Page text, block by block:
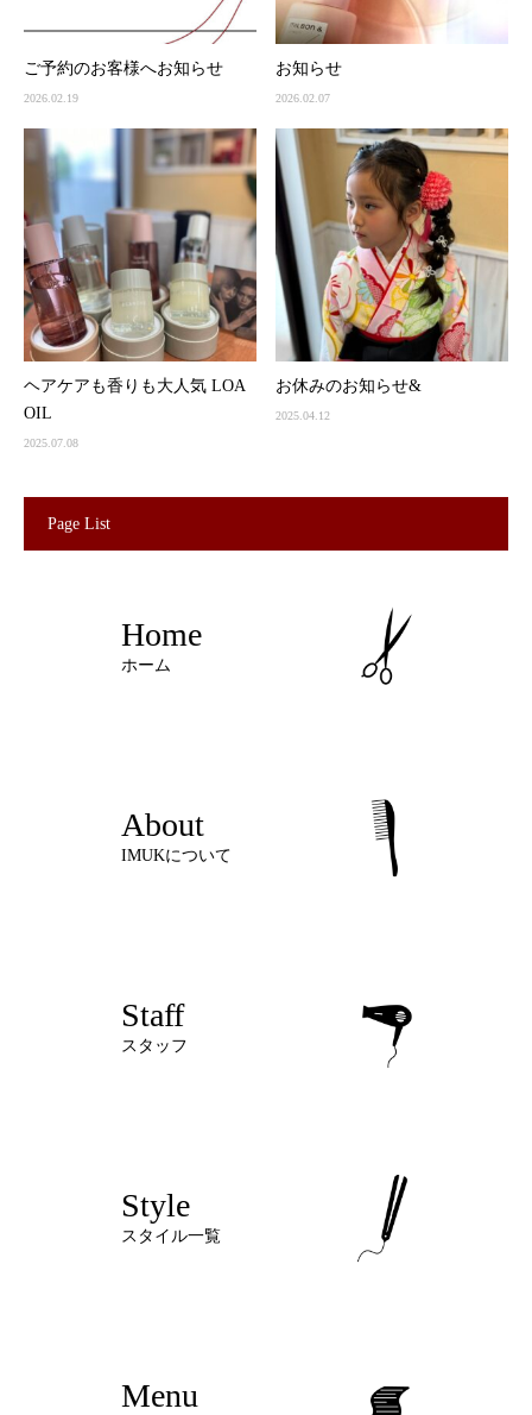
ご予約のお客様へお知らせ
2026.02.19
お知らせ
2026.02.07
ヘアケアも香りも大人気 LOA
OIL
2025.07.08
お休みのお知らせ&
2025.04.12
Page List
Home
ホーム
About
IMUKについて
Staff
スタッフ
Style
スタイル一覧
Menu